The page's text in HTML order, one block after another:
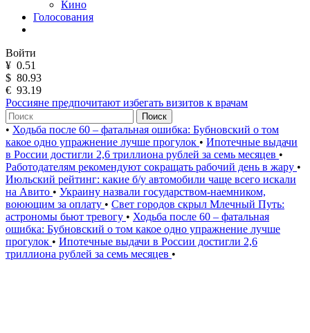
Кино
Голосования
Войти
¥ 0.51
$ 80.93
€ 93.19
Россияне предпочитают избегать визитов к врачам
Поиск
• Ходьба после 60 – фатальная ошибка: Бубновский о том
какое одно упражнение лучше прогулок • Ипотечные выдачи
в России достигли 2,6 триллиона рублей за семь месяцев •
Работодателям рекомендуют сокращать рабочий день в жару •
Июльский рейтинг: какие б/у автомобили чаще всего искали
на Авито • Украину назвали государством-наемником,
воюющим за оплату • Свет городов скрыл Млечный Путь:
астрономы бьют тревогу • Ходьба после 60 – фатальная
ошибка: Бубновский о том какое одно упражнение лучше
прогулок • Ипотечные выдачи в России достигли 2,6
триллиона рублей за семь месяцев •